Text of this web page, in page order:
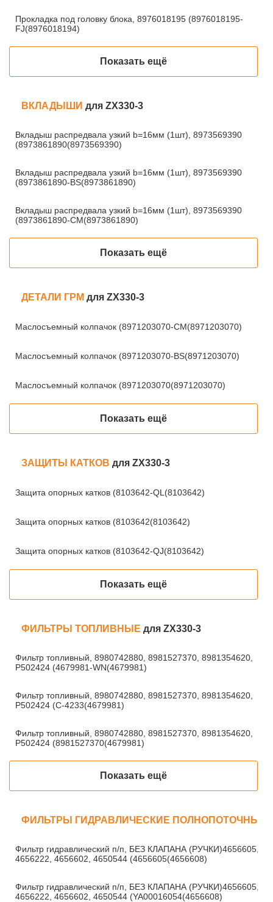
Прокладка под головку блока, 8976018195 (8976018195-
FJ(8976018194)
Показать ещё
ВКЛАДЫШИ для ZX330-3
Вкладыш распредвала узкий b=16мм (1шт), 8973569390
(8973861890(8973569390)
Вкладыш распредвала узкий b=16мм (1шт), 8973569390
(8973861890-BS(8973861890)
Вкладыш распредвала узкий b=16мм (1шт), 8973569390
(8973861890-CM(8973861890)
Показать ещё
ДЕТАЛИ ГРМ для ZX330-3
Маслосъемный колпачок (8971203070-CM(8971203070)
Маслосъемный колпачок (8971203070-BS(8971203070)
Маслосъемный колпачок (8971203070(8971203070)
Показать ещё
ЗАЩИТЫ КАТКОВ для ZX330-3
Защита опорных катков (8103642-QL(8103642)
Защита опорных катков (8103642(8103642)
Защита опорных катков (8103642-QJ(8103642)
Показать ещё
ФИЛЬТРЫ ТОПЛИВНЫЕ для ZX330-3
Фильтр топливный, 8980742880, 8981527370, 8981354620,
P502424 (4679981-WN(4679981)
Фильтр топливный, 8980742880, 8981527370, 8981354620,
P502424 (C-4233(4679981)
Фильтр топливный, 8980742880, 8981527370, 8981354620,
P502424 (8981527370(4679981)
Показать ещё
ФИЛЬТРЫ ГИДРАВЛИЧЕСКИЕ ПОЛНОПОТОЧНЫЕ
Фильтр гидравлический п/п, БЕЗ КЛАПАНА (РУЧКИ)4656605,
4656222, 4656602, 4650544 (4656605(4656608)
Фильтр гидравлический п/п, БЕЗ КЛАПАНА (РУЧКИ)4656605,
4656222, 4656602, 4650544 (YA00016054(4656608)